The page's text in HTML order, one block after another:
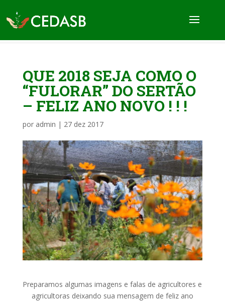
QUE 2018 SEJA COMO O
“FULORAR” DO SERTÃO
– FELIZ ANO NOVO ! ! !
por admin | 27 dez 2017
Preparamos algumas imagens e falas de agricultores e
agricultoras deixando sua mensagem de feliz ano